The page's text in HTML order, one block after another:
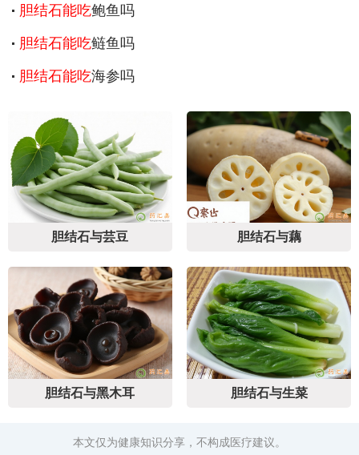
胆结石能吃鲍鱼吗
胆结石能吃鲢鱼吗
胆结石能吃海参吗
胆结石与芸豆 胆结石与藕
胆结石与黑木耳 胆结石与生菜
本文仅为健康知识分享，不构成医疗建议。